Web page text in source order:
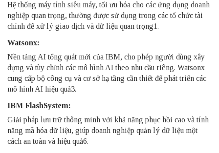
Hệ thống máy tính siêu máy, tối ưu hóa cho các ứng dụng doanh
nghiệp quan trọng, thường được sử dụng trong các tổ chức tài
chính để xử lý giao dịch và dữ liệu quan trọng1.
Watsonx:
Nền tảng AI tổng quát mới của IBM, cho phép người dùng xây
dựng và tùy chỉnh các mô hình AI theo nhu cầu riêng. Watsonx
cung cấp bộ công cụ và cơ sở hạ tầng cần thiết để phát triển các
mô hình AI hiệu quả3.
IBM FlashSystem:
Giải pháp lưu trữ thông minh với khả năng phục hồi cao và tính
năng mã hóa dữ liệu, giúp doanh nghiệp quản lý dữ liệu một
cách an toàn và hiệu quả6.